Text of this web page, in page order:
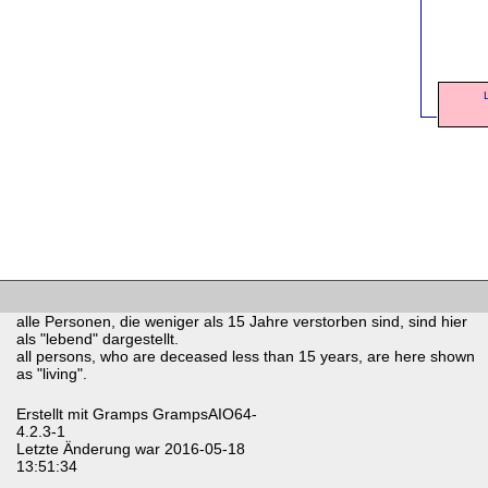
alle Personen, die weniger als 15 Jahre verstorben sind, sind hier
als "lebend" dargestellt.
all persons, who are deceased less than 15 years, are here shown
as "living".
Erstellt mit Gramps GrampsAIO64-
4.2.3-1
Letzte Änderung war 2016-05-18
13:51:34